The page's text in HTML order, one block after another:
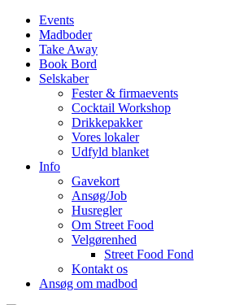
Events
Madboder
Take Away
Book Bord
Selskaber
Fester & firmaevents
Cocktail Workshop
Drikkepakker
Vores lokaler
Udfyld blanket
Info
Gavekort
Ansøg/Job
Husregler
Om Street Food
Velgørenhed
Street Food Fond
Kontakt os
Ansøg om madbod